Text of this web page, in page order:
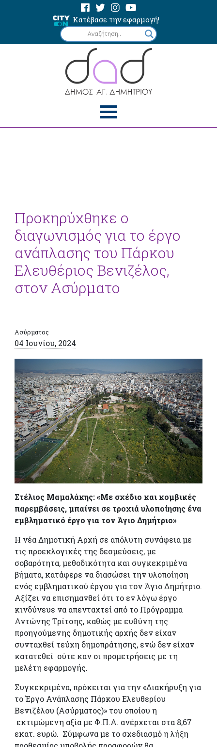
Κατέβασε την εφαρμογή!
Προκηρύχθηκε ο
διαγωνισμός για το έργο
ανάπλασης του Πάρκου
Ελευθέριος Βενιζέλος,
στον Ασύρματο
Ασύρματος
04 Ιουνίου, 2024
Στέλιος Μαμαλάκης: «Με σχέδιο και κομβικές
παρεμβάσεις, μπαίνει σε τροχιά υλοποίησης ένα
εμβληματικό έργο για τον Άγιο Δημήτριο»
Η νέα Δημοτική Αρχή σε απόλυτη συνάφεια με
τις προεκλογικές της δεσμεύσεις, με
σοβαρότητα, μεθοδικότητα και συγκεκριμένα
βήματα, κατάφερε να διασώσει την υλοποίηση
ενός εμβληματικού έργου για τον Άγιο Δημήτριο.
Αξίζει να επισημανθεί ότι το εν λόγω έργο
κινδύνευε να απενταχτεί από το Πρόγραμμα
Αντώνης Τρίτσης, καθώς με ευθύνη της
προηγούμενης δημοτικής αρχής δεν είχαν
συνταχθεί τεύχη δημοπράτησης, ενώ δεν είχαν
κατατεθεί ούτε καν οι προμετρήσεις με τη
μελέτη εφαρμογής.
Συγκεκριμένα, πρόκειται για την «Διακήρυξη για
το Έργο Ανάπλασης Πάρκου Ελευθερίου
Βενιζέλου (Ασύρματος)» του οποίου η
εκτιμώμενη αξία με Φ.Π.Α. ανέρχεται στα 8,67
εκατ. ευρώ. Σύμφωνα με το σχεδιασμό η λήξη